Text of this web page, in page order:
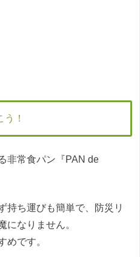
！
非常食パン『PAN de
持ち運びも簡単で、防災リ
になりません。
めです。